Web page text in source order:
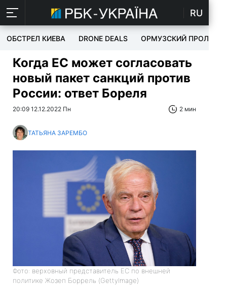
RU
ОБСТРЕЛ КИЕВА DRONE DEALS ОРМУЗСКИЙ ПРОЛИВ
Когда ЕС может согласовать
новый пакет санкций против
России: ответ Бореля
20:09 12.12.2022 Пн 2 мин
ТАТЬЯНА ЗАРЕМБО
Фото: верховный представитель ЕС по внешней
политике Жозеп Боррель (GettyImage)